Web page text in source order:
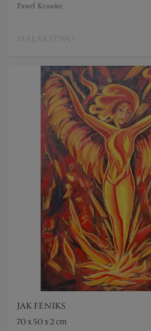
Paweł Krawiec
MALARSTWO
JAK FENIKS
70 x 50 x 2 cm